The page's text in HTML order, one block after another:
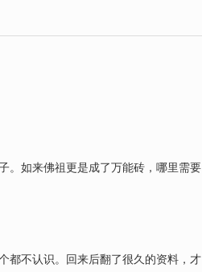
。如来佛祖更是成了万能砖，哪里需要
都不认识。回来后翻了很久的资料，才